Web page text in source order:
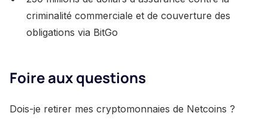
criminalité commerciale et de couverture des
obligations via BitGo
Foire aux questions
Dois-je retirer mes cryptomonnaies de Netcoins ?